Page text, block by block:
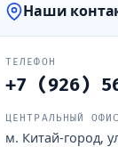
Наши
ТЕЛЕФОН
+7 (926)
ЦЕНТРАЛЬНЫЙ ОФИС
м. Китай-город,